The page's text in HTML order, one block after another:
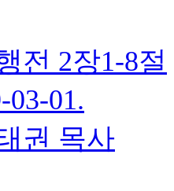
전 2장1-8절
03-01.
권 목사